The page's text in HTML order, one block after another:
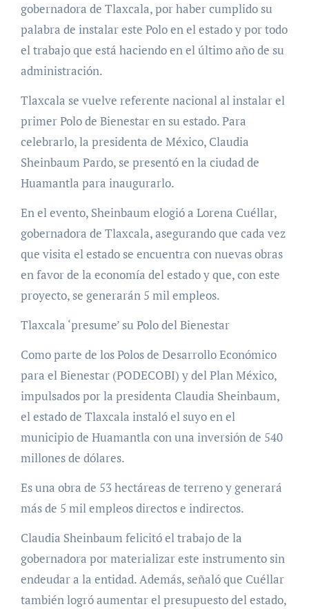
gobernadora de Tlaxcala, por haber cumplido su
palabra de instalar este Polo en el estado y por todo
el trabajo que está haciendo en el último año de su
administración.
Tlaxcala se vuelve referente nacional al instalar el
primer Polo de Bienestar en su estado. Para
celebrarlo, la presidenta de México, Claudia
Sheinbaum Pardo, se presentó en la ciudad de
Huamantla para inaugurarlo.
En el evento, Sheinbaum elogió a Lorena Cuéllar,
gobernadora de Tlaxcala, asegurando que cada vez
que visita el estado se encuentra con nuevas obras
en favor de la economía del estado y que, con este
proyecto, se generarán 5 mil empleos.
Tlaxcala ‘presume’ su Polo del Bienestar
Como parte de los Polos de Desarrollo Económico
para el Bienestar (PODECOBI) y del Plan México,
impulsados por la presidenta Claudia Sheinbaum,
el estado de Tlaxcala instaló el suyo en el
municipio de Huamantla con una inversión de 540
millones de dólares.
Es una obra de 53 hectáreas de terreno y generará
más de 5 mil empleos directos e indirectos.
Claudia Sheinbaum felicitó el trabajo de la
gobernadora por materializar este instrumento sin
endeudar a la entidad. Además, señaló que Cuéllar
también logró aumentar el presupuesto del estado,